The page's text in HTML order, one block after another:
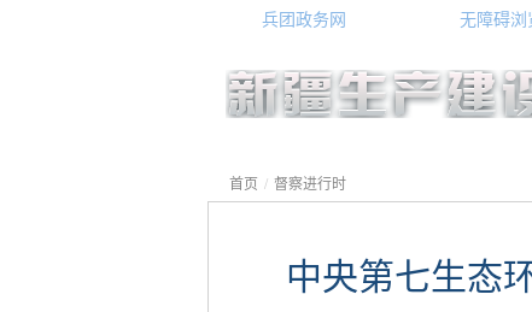
兵团政务网 无障碍浏
首页 / 督察进行时
中央第七生态